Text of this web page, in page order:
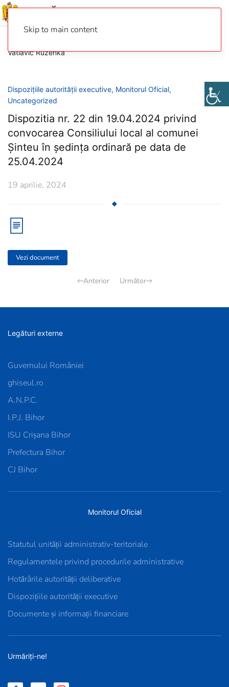
Skip to main content
Vatlavic Ruzenka
Dispozițiile autorității executive, Monitorul Oficial,
Uncategorized
Dispozitia nr. 22 din 19.04.2024 privind
convocarea Consiliului local al comunei
Șinteu în ședința ordinară pe data de
25.04.2024
19 aprilie, 2024
Vezi document
Anterior Următor
Legături externe
Guvernului României
ghiseul.ro
A.N.P.C.
I.P.J. Bihor
ISU Crișana Bihor
Prefectura Bihor
CJ Bihor
Monitorul Oficial
Statutul unității administrativ-teritoriale
Regulamentele privind procedurile administrative
Hotărârile autorității deliberative
Dispozițiile autorității executive
Documente și informații financiare
Urmăriți-ne!